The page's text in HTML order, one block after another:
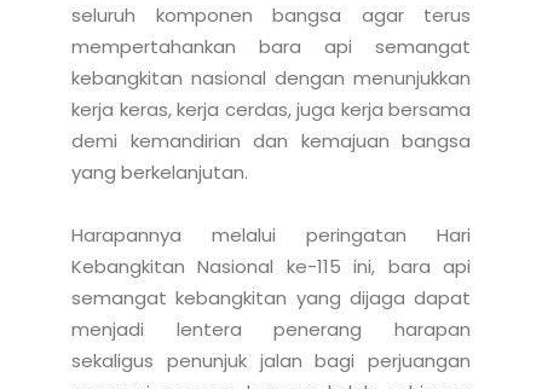
seluruh komponen bangsa agar terus
mempertahankan bara api semangat
kebangkitan nasional dengan menunjukkan
kerja keras, kerja cerdas, juga kerja bersama
demi kemandirian dan kemajuan bangsa
yang berkelanjutan.
Harapannya melalui peringatan Hari
Kebangkitan Nasional ke-115 ini, bara api
semangat kebangkitan yang dijaga dapat
menjadi lentera penerang harapan
sekaligus penunjuk jalan bagi perjuangan